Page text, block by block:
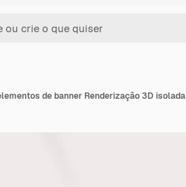
de banner Renderização 3D isolada